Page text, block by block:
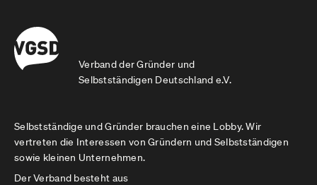
Verband der Gründer und
Selbstständigen Deutschland e.V.
Selbstständige und Gründer brauchen eine Lobby. Wir
vertreten die Interessen von Gründern und Selbstständigen
sowie kleinen Unternehmen.
Der Verband besteht aus